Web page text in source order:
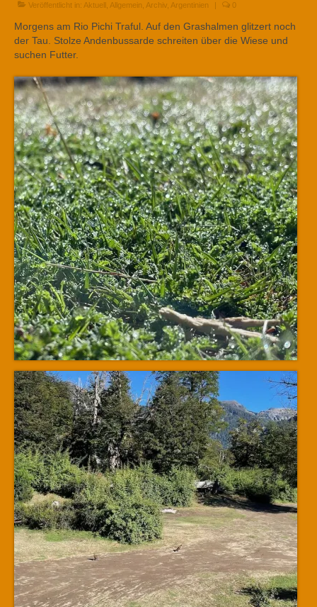
Veröffentlicht in: Aktuell Allgemein Archiv Argentinien | 0
Morgens am Rio Pichi Traful. Auf den Grashalmen glitzert noch
der Tau. Stolze Andenbussarde schreiten über die Wiese und
suchen Futter.